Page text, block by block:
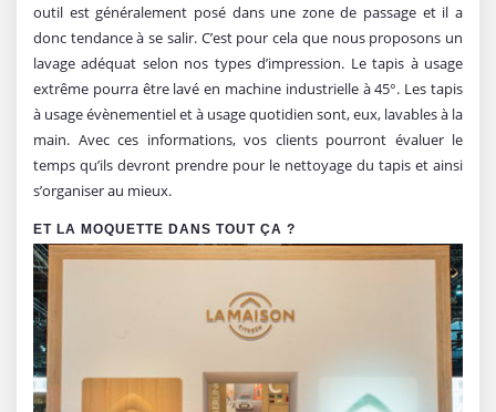
outil est généralement posé dans une zone de passage et il a
donc tendance à se salir. C’est pour cela que nous proposons un
lavage adéquat selon nos types d’impression. Le tapis à usage
extrême pourra être lavé en machine industrielle à 45°. Les tapis
à usage évènementiel et à usage quotidien sont, eux, lavables à la
main. Avec ces informations, vos clients pourront évaluer le
temps qu’ils devront prendre pour le nettoyage du tapis et ainsi
s’organiser au mieux.
ET LA MOQUETTE DANS TOUT ÇA ?